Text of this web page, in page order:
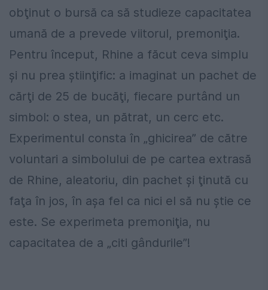
obţinut o bursă ca să studieze capacitatea
umană de a prevede viitorul, premoniţia.
Pentru început, Rhine a făcut ceva simplu
şi nu prea ştiinţific: a imaginat un pachet de
cărţi de 25 de bucăţi, fiecare purtând un
simbol: o stea, un pătrat, un cerc etc.
Experimentul consta în „ghicirea” de către
voluntari a simbolului de pe cartea extrasă
de Rhine, aleatoriu, din pachet şi ţinută cu
faţa în jos, în aşa fel ca nici el să nu ştie ce
este. Se experimeta premoniţia, nu
capacitatea de a „citi gândurile”!